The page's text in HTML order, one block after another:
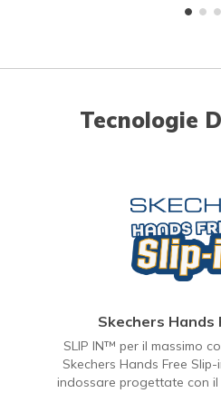
Tecnologie
Skechers Hands
SLIP IN™ per il massimo
Skechers Hands Free
indossare progettate con il